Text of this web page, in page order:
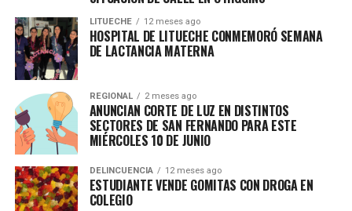
LITUECHE 12 meses ago
HOSPITAL DE LITUECHE CONMEMORÓ SEMANA
DE LACTANCIA MATERNA
REGIONAL 2 meses ago
ANUNCIAN CORTE DE LUZ EN DISTINTOS
SECTORES DE SAN FERNANDO PARA ESTE
MIÉRCOLES 10 DE JUNIO
DELINCUENCIA 12 meses ago
ESTUDIANTE VENDE GOMITAS CON DROGA EN
COLEGIO